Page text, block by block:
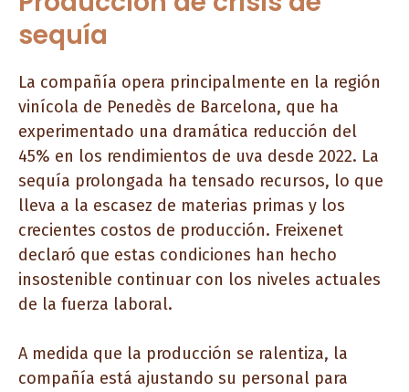
sequía
La compañía opera principalmente en la región
vinícola de Penedès de Barcelona, ​​que ha
experimentado una dramática reducción del
45% en los rendimientos de uva desde 2022. La
sequía prolongada ha tensado recursos, lo que
lleva a la escasez de materias primas y los
crecientes costos de producción. Freixenet
declaró que estas condiciones han hecho
insostenible continuar con los niveles actuales
de la fuerza laboral.
A medida que la producción se ralentiza, la
compañía está ajustando su personal para